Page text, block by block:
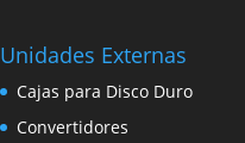
Unidades Externas
Cajas para Disco Duro
Convertidores